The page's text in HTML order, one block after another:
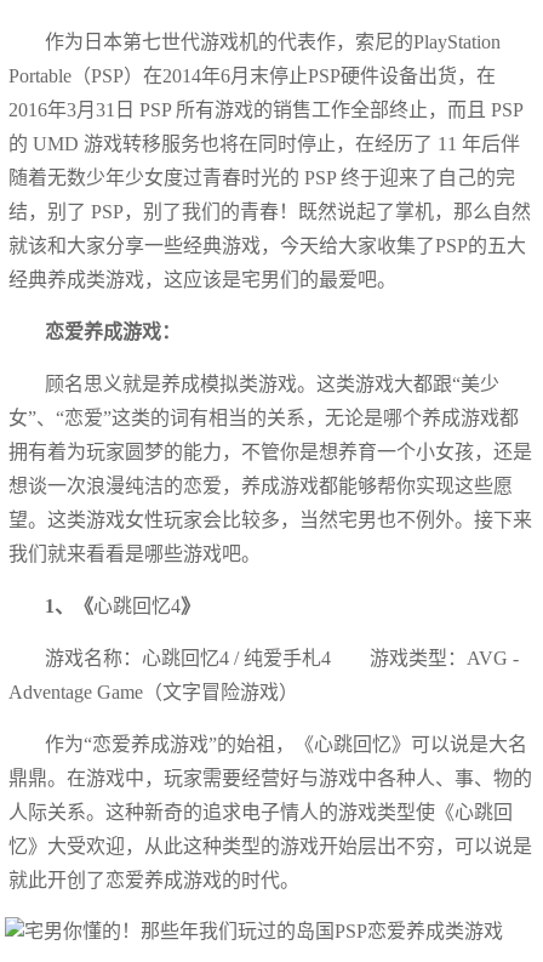
作为日本第七世代游戏机的代表作，索尼的PlayStation
Portable（PSP）在2014年6月末停止PSP硬件设备出货，在
2016年3月31日 PSP 所有游戏的销售工作全部终止，而且 PSP
的 UMD 游戏转移服务也将在同时停止，在经历了 11 年后伴
随着无数少年少女度过青春时光的 PSP 终于迎来了自己的完
结，别了 PSP，别了我们的青春！既然说起了掌机，那么自然
就该和大家分享一些经典游戏，今天给大家收集了PSP的五大
经典养成类游戏，这应该是宅男们的最爱吧。
恋爱养成游戏：
顾名思义就是养成模拟类游戏。这类游戏大都跟“美少
女”、“恋爱”这类的词有相当的关系，无论是哪个养成游戏都
拥有着为玩家圆梦的能力，不管你是想养育一个小女孩，还是
想谈一次浪漫纯洁的恋爱，养成游戏都能够帮你实现这些愿
望。这类游戏女性玩家会比较多，当然宅男也不例外。接下来
我们就来看看是哪些游戏吧。
1、《心跳回忆4》
游戏名称：心跳回忆4 / 纯爱手札4 游戏类型：AVG -
Adventage Game（文字冒险游戏）
作为“恋爱养成游戏”的始祖，《心跳回忆》可以说是大名
鼎鼎。在游戏中，玩家需要经营好与游戏中各种人、事、物的
人际关系。这种新奇的追求电子情人的游戏类型使《心跳回
忆》大受欢迎，从此这种类型的游戏开始层出不穷，可以说是
就此开创了恋爱养成游戏的时代。